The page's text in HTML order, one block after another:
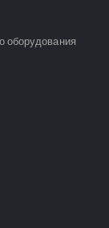
оборудования